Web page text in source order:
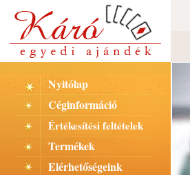
Nyitólap
Céginformáció
Értékesítési feltételek
Termékek
Elérhetőségeink